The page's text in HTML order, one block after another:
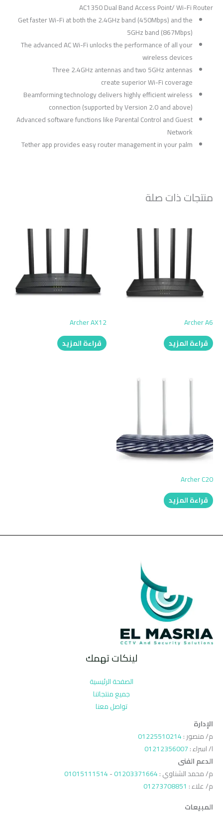
AC1350 Dual Band Access Point/ Wi-Fi Router
Get faster Wi-Fi at both the 2.4GHz band (450Mbps) and the
5GHz band (867Mbps)
The advanced AC Wi-Fi unlocks the performance of all your
wireless devices
Three 2.4GHz antennas and two 5GHz antennas
create superior Wi-Fi coverage
Beamforming technology delivers highly efficient wireless
connection (supported by Version 2.0 and above)
Advanced software functions like Parental Control and Guest
Network
Tether app provides easy router management in your palm
منتجات ذات صلة
Archer A6
قراءة المزيد
Archer AX12
قراءة المزيد
Archer C20
قراءة المزيد
لينكات تهمك
الصفحة الرئيسية
جميع منتجاتنا
تواصل معنا
الإدارة
م/ منصور :01225510214
ا/ اسراء :01212356007
الدعم الفنى
م/ محمد الشناوي :01203371664
-
01015111514
م/ علاء : 01273708851
المبيعات